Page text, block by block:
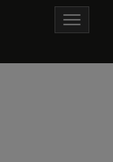
Toggle